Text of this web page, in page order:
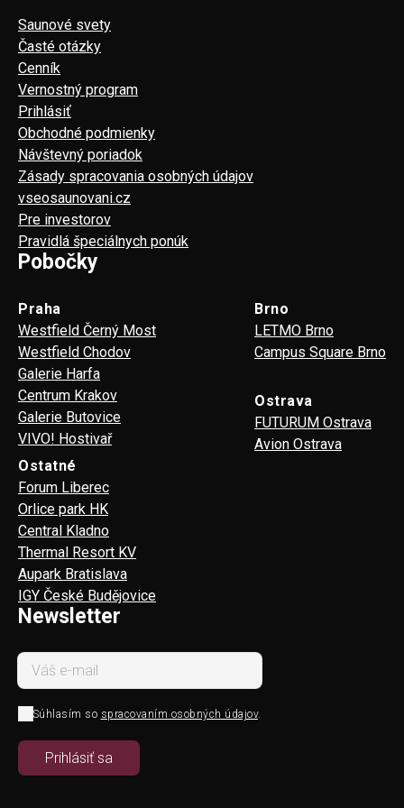
Saunové svety
Časté otázky
Cenník
Vernostný program
Prihlásiť
Obchodné podmienky
Návštevný poriadok
Zásady spracovania osobných údajov
vseosaunovani.cz
Pre investorov
Pravidlá špeciálnych ponúk
Pobočky
Praha
Westfield Černý Most
Westfield Chodov
Galerie Harfa
Centrum Krakov
Galerie Butovice
VIVO! Hostivař
Brno
LETMO Brno
Campus Square Brno
Ostrava
FUTURUM Ostrava
Avion Ostrava
Ostatné
Forum Liberec
Orlice park HK
Central Kladno
Thermal Resort KV
Aupark Bratislava
IGY České Budějovice
Newsletter
Súhlasím so spracovaním osobných údajov.